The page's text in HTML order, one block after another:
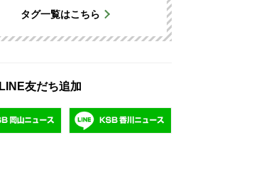
タグ一覧はこちら
LINE友だち追加